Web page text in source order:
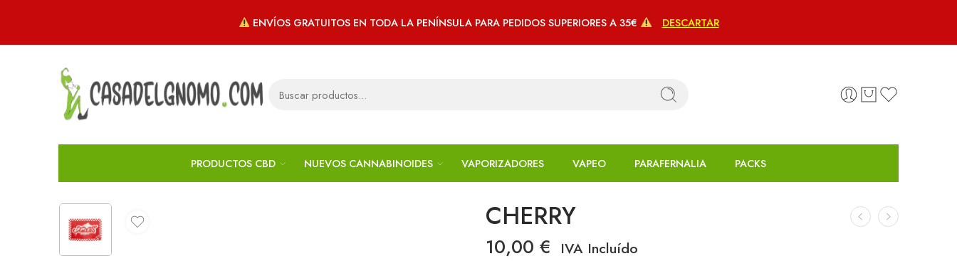
ENVÍOS GRATUITOS EN TODA LA PENÍNSULA PARA PEDIDOS SUPERIORES A 35€ DESCARTAR
PRODUCTOS CBD NUEVOS CANNABINOIDES VAPORIZADORES VAPEO PARAFERNALIA PACKS
CHERRY
10,00 € IVA Incluído